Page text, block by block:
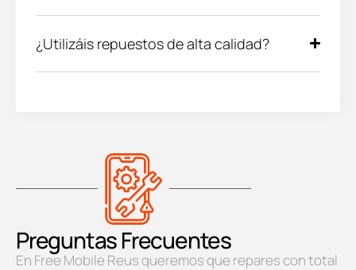
¿Utilizáis repuestos de alta calidad?
Preguntas Frecuentes
En Free Mobile Reus queremos que repares con total